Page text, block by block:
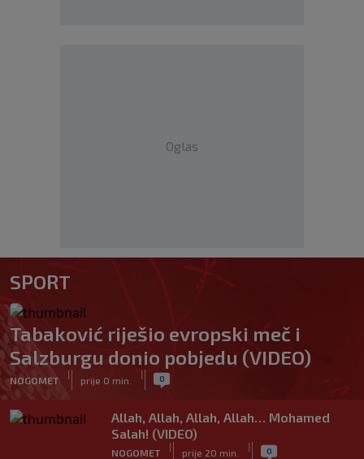
Oglas
SPORT
Tabaković riješio evropski meč i
Salzburgu donio pobjedu (VIDEO)
NOGOMET
|
prije 0 min.
| 0
Allah, Allah, Allah, Allah… Mohamed
Salah! (VIDEO)
NOGOMET
|
prije 20 min.
| 0